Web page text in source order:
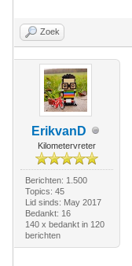
Zoek
ErikvanD
Kilometervreter
Berichten: 1.500
Topics: 45
Lid sinds: May 2017
Bedankt: 16
140 x bedankt in 120
berichten